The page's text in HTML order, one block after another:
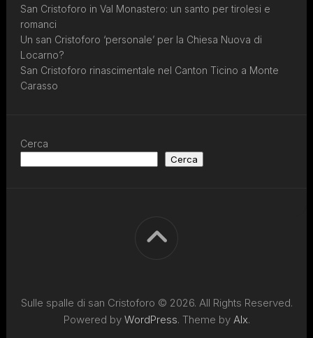
San Cristoforo in Val Monastero: un santo per tirolesi e
romanci
Un san Cristoforo ‘personale’ per la Chiesa Nuova di
Locarno?
San Cristoforo rinascimentale nel Canton Ticino a Monte
Carasso
Cerca
Cerca
Sulle spalle di san Cristoforo © 2026. All Rights Reserved.
Powered by WordPress. Theme by Alx.